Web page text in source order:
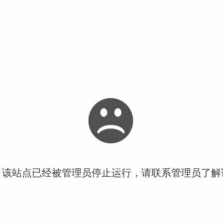
站点已经被管理员停止运行，请联系管理员了